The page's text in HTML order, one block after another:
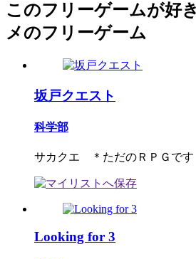
このフリーゲームが好
メのフリーゲーム
坂戸クエスト
科学部
サカクエ ＊ただのＲＰＧです
Looking for 3